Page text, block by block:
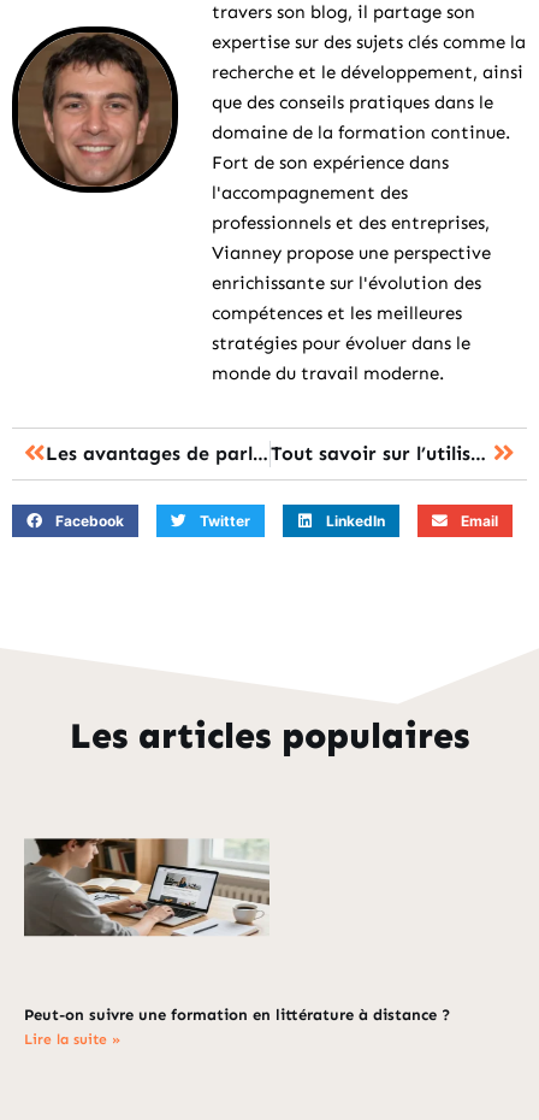
travers son blog, il partage son
expertise sur des sujets clés comme la
recherche et le développement, ainsi
que des conseils pratiques dans le
domaine de la formation continue.
Fort de son expérience dans
l'accompagnement des
professionnels et des entreprises,
Vianney propose une perspective
enrichissante sur l'évolution des
compétences et les meilleures
stratégies pour évoluer dans le
monde du travail moderne.
Les avantages de parler allemand dans le monde professionnel Tout savoir sur l’utilisation de l’ENSAP pour suivre des formations
Facebook Twitter LinkedIn Email
Les articles populaires
Peut-on suivre une formation en littérature à distance ?
Lire la suite »